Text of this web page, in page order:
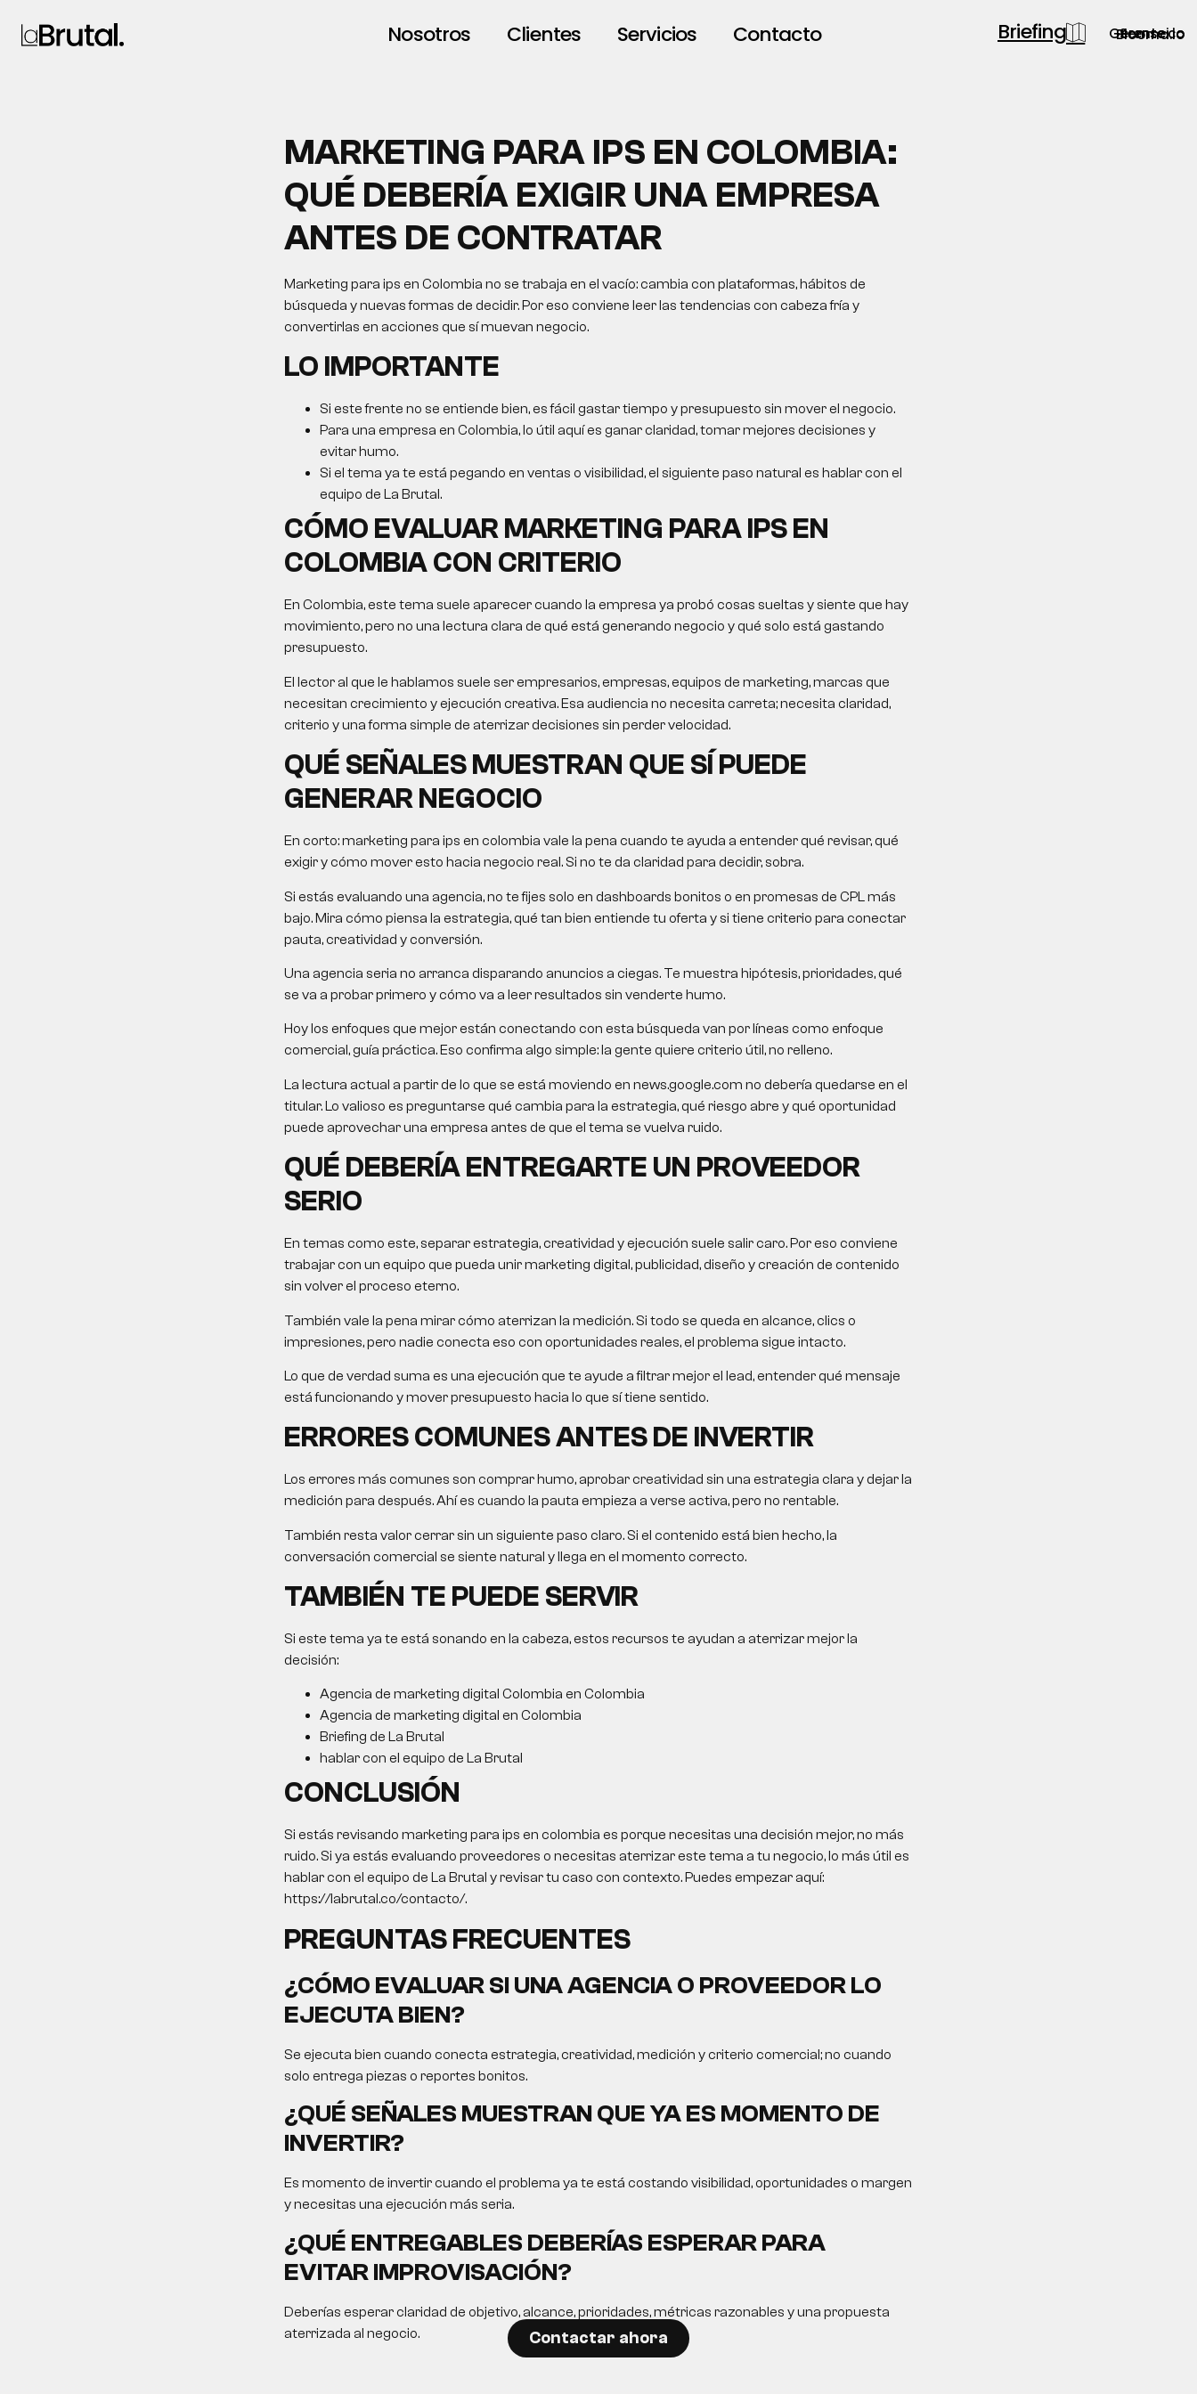
Nosotros Clientes Servicios Contacto Briefing Blooma.io
Semsei.io
Gerente.co
MARKETING PARA IPS EN COLOMBIA:
QUÉ DEBERÍA EXIGIR UNA EMPRESA
ANTES DE CONTRATAR
Marketing para ips en Colombia no se trabaja en el vacío: cambia con plataformas, hábitos de
búsqueda y nuevas formas de decidir. Por eso conviene leer las tendencias con cabeza fría y
convertirlas en acciones que sí muevan negocio.
LO IMPORTANTE
Si este frente no se entiende bien, es fácil gastar tiempo y presupuesto sin mover el negocio.
Para una empresa en Colombia, lo útil aquí es ganar claridad, tomar mejores decisiones y
evitar humo.
Si el tema ya te está pegando en ventas o visibilidad, el siguiente paso natural es hablar con el
equipo de La Brutal.
CÓMO EVALUARMARKETING PARA IPSEN
COLOMBIA CON CRITERIO
En Colombia, este tema suele aparecer cuando la empresa ya probó cosas sueltas y siente que hay
movimiento, pero no una lectura clara de qué está generando negocio y qué solo está gastando
presupuesto.
El lector al que le hablamos suele ser empresarios, empresas, equipos de marketing, marcas que
necesitan crecimiento y ejecución creativa. Esa audiencia no necesita carreta; necesita claridad,
criterio y una forma simple de aterrizar decisiones sin perder velocidad.
QUÉ SEÑALES MUESTRAN QUE SÍ PUEDE
GENERAR NEGOCIO
En corto:marketing para ips en colombia vale la pena cuando te ayuda a entender qué revisar, qué
exigir y cómo mover esto hacia negocio real. Si no te da claridad para decidir, sobra.
Si estás evaluando una agencia, no te fijes solo en dashboards bonitos o en promesas de CPL más
bajo. Mira cómo piensa la estrategia, qué tan bien entiende tu oferta y si tiene criterio para conectar
pauta, creatividad y conversión.
Una agencia seria no arranca disparando anuncios a ciegas. Te muestra hipótesis, prioridades, qué
se va a probar primero y cómo va a leer resultados sin venderte humo.
Hoy los enfoques que mejor están conectando con esta búsqueda van por líneas como enfoque
comercial, guía práctica. Eso confirma algo simple: la gente quiere criterio útil, no relleno.
La lectura actual a partir de lo que se está moviendo en news.google.com no debería quedarse en el
titular. Lo valioso es preguntarse qué cambia para la estrategia, qué riesgo abre y qué oportunidad
puede aprovechar una empresa antes de que el tema se vuelva ruido.
QUÉ DEBERÍA ENTREGARTE UN PROVEEDOR
SERIO
En temas como este, separar estrategia, creatividad y ejecución suele salir caro. Por eso conviene
trabajar con un equipo que pueda unir marketing digital, publicidad, diseño y creación de contenido
sin volver el proceso eterno.
También vale la pena mirar cómo aterrizan la medición. Si todo se queda en alcance, clics o
impresiones, pero nadie conecta eso con oportunidades reales, el problema sigue intacto.
Lo que de verdad suma es una ejecución que te ayude a filtrar mejor el lead, entender qué mensaje
está funcionando y mover presupuesto hacia lo que sí tiene sentido.
ERRORES COMUNES ANTES DE INVERTIR
Los errores más comunes son comprar humo, aprobar creatividad sin una estrategia clara y dejar la
medición para después. Ahí es cuando la pauta empieza a verse activa, pero no rentable.
También resta valor cerrar sin un siguiente paso claro. Si el contenido está bien hecho, la
conversación comercial se siente natural y llega en el momento correcto.
TAMBIÉN TE PUEDE SERVIR
Si este tema ya te está sonando en la cabeza, estos recursos te ayudan a aterrizar mejor la
decisión:
Agencia de marketing digital Colombia en Colombia
Agencia de marketing digital en Colombia
Briefing de La Brutal
hablar con el equipo de La Brutal
CONCLUSIÓN
Si estás revisando marketing para ips en colombia es porque necesitas una decisión mejor, no más
ruido. Si ya estás evaluando proveedores o necesitas aterrizar este tema a tu negocio, lo más útil es
hablar con el equipo de La Brutal y revisar tu caso con contexto. Puedes empezar aquí:
https://labrutal.co/contacto/.
PREGUNTAS FRECUENTES
¿CÓMO EVALUAR SI UNA AGENCIA O PROVEEDOR LO
EJECUTA BIEN?
Se ejecuta bien cuando conecta estrategia, creatividad, medición y criterio comercial; no cuando
solo entrega piezas o reportes bonitos.
¿QUÉ SEÑALES MUESTRAN QUE YA ES MOMENTO DE
INVERTIR?
Es momento de invertir cuando el problema ya te está costando visibilidad, oportunidades o margen
y necesitas una ejecución más seria.
¿QUÉ ENTREGABLES DEBERÍAS ESPERAR PARA
EVITAR IMPROVISACIÓN?
Deberías esperar claridad de objetivo, alcance, prioridades, métricas razonables y una propuesta
aterrizada al negocio.
Contactar ahora